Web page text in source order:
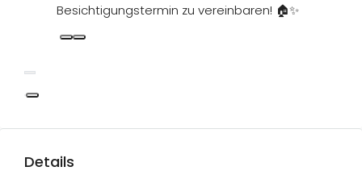
Besichtigungstermin zu vereinbaren! 🏠✨
Details